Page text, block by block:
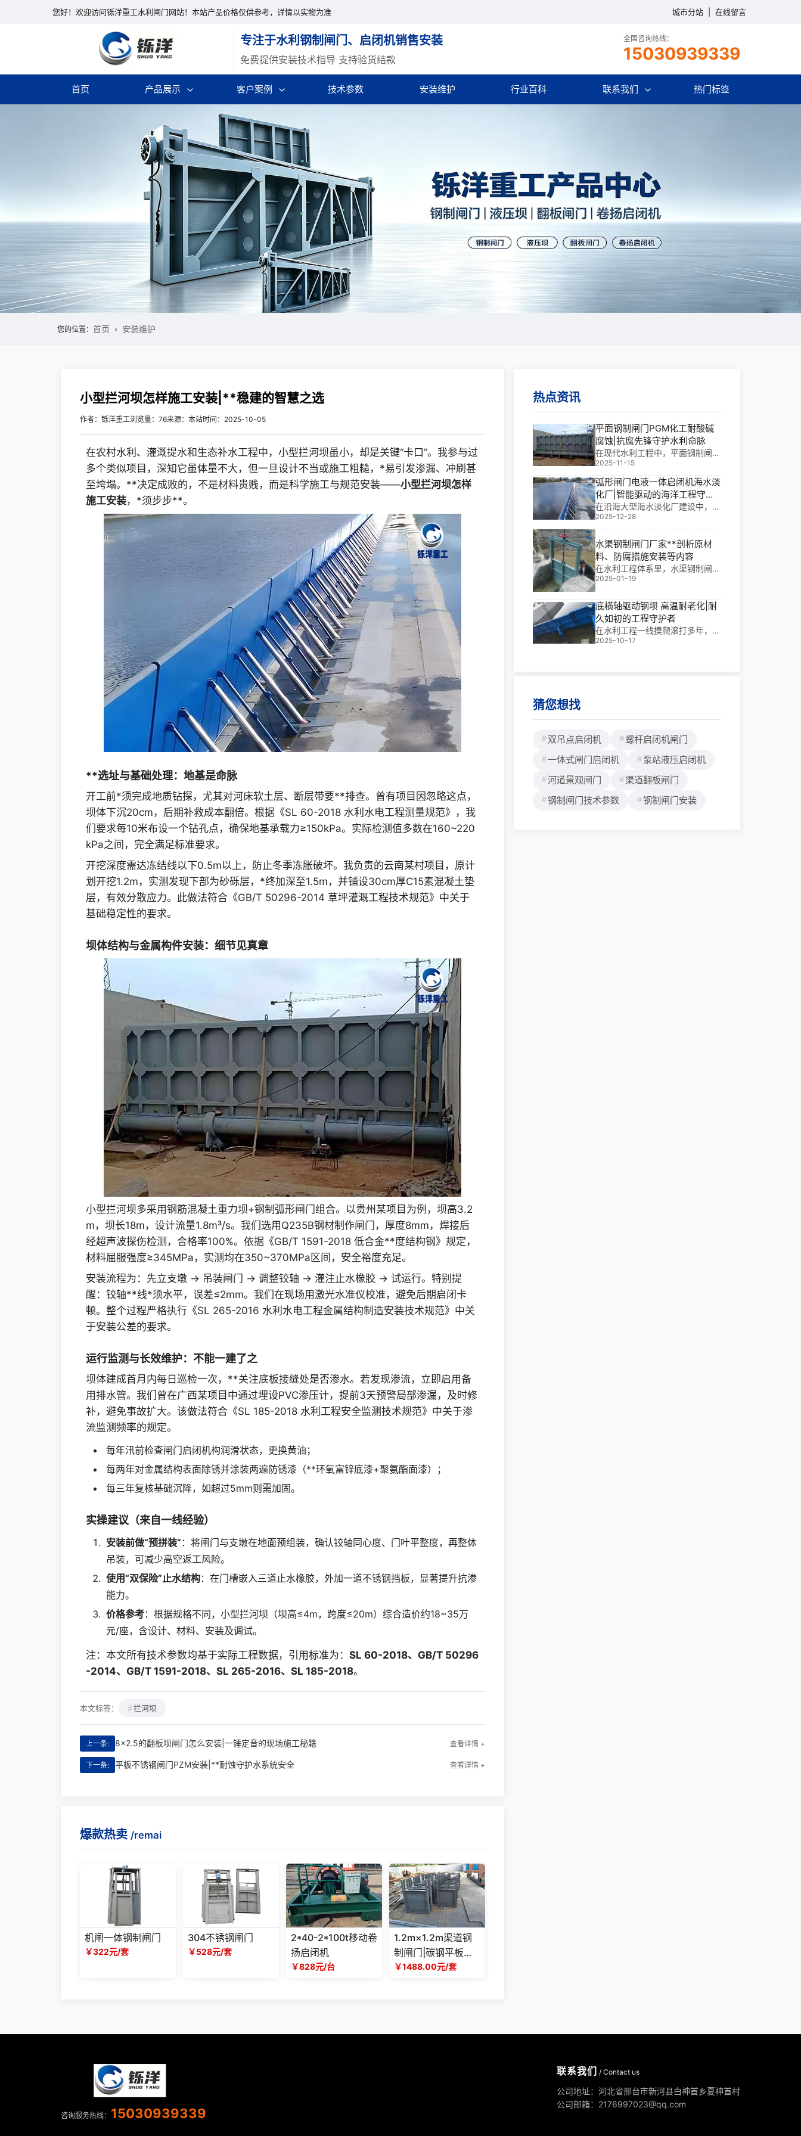
您好！欢迎访问铄洋重工水利闸门网站！本站产品价格仅供参考，详情以实物为准 城市分站 在线留言
专注于水利钢制闸门、启闭机销售安装
免费提供安装技术指导 支持验货结款
全国咨询热线：
15030939339
首页 产品展示 客户案例 技术参数 安装维护 行业百科 联系我们 热门标签
您的位置： 首页 安装维护
小型拦河坝怎样施工安装|**稳建的智慧之选
作者：铄洋重工浏览量：76来源：本站时间：2025-10-05
在农村水利、灌溉提水和生态补水工程中，小型拦河坝虽小，却是关键“卡口”。我参与过
多个类似项目，深知它虽体量不大，但一旦设计不当或施工粗糙，*易引发渗漏、冲刷甚
至垮塌。**决定成败的，不是材料贵贱，而是科学施工与规范安装——小型拦河坝怎样
施工安装，*须步步**。
**选址与基础处理：地基是命脉
开工前*须完成地质钻探，尤其对河床软土层、断层带要**排查。曾有项目因忽略这点，
坝体下沉20cm，后期补救成本翻倍。根据《SL 60-2018 水利水电工程测量规范》，我
们要求每10米布设一个钻孔点，确保地基承载力≥150kPa。实际检测值多数在160~220
kPa之间，完全满足标准要求。
开挖深度需达冻结线以下0.5m以上，防止冬季冻胀破坏。我负责的云南某村项目，原计
划开挖1.2m，实测发现下部为砂砾层，*终加深至1.5m，并铺设30cm厚C15素混凝土垫
层，有效分散应力。此做法符合《GB/T 50296-2014 草坪灌溉工程技术规范》中关于
基础稳定性的要求。
坝体结构与金属构件安装：细节见真章
小型拦河坝多采用钢筋混凝土重力坝+钢制弧形闸门组合。以贵州某项目为例，坝高3.2
m，坝长18m，设计流量1.8m³/s。我们选用Q235B钢材制作闸门，厚度8mm，焊接后
经超声波探伤检测，合格率100%。依据《GB/T 1591-2018 低合金**度结构钢》规定，
材料屈服强度≥345MPa，实测均在350~370MPa区间，安全裕度充足。
安装流程为：先立支墩 → 吊装闸门 → 调整铰轴 → 灌注止水橡胶 → 试运行。特别提
醒：铰轴**线*须水平，误差≤2mm。我们在现场用激光水准仪校准，避免后期启闭卡
顿。整个过程严格执行《SL 265-2016 水利水电工程金属结构制造安装技术规范》中关
于安装公差的要求。
运行监测与长效维护：不能一建了之
坝体建成首月内每日巡检一次，**关注底板接缝处是否渗水。若发现渗流，立即启用备
用排水管。我们曾在广西某项目中通过埋设PVC渗压计，提前3天预警局部渗漏，及时修
补，避免事故扩大。该做法符合《SL 185-2018 水利工程安全监测技术规范》中关于渗
流监测频率的规定。
每年汛前检查闸门启闭机构润滑状态，更换黄油；
每两年对金属结构表面除锈并涂装两遍防锈漆（**环氧富锌底漆+聚氨酯面漆）；
每三年复核基础沉降，如超过5mm则需加固。
实操建议（来自一线经验）
安装前做“预拼装” ：将闸门与支墩在地面预组装，确认铰轴同心度、门叶平整度，再整体
吊装，可减少高空返工风险。
使用“双保险”止水结构：在门槽嵌入三道止水橡胶，外加一道不锈钢挡板，显著提升抗渗
能力。
价格参考：根据规格不同，小型拦河坝（坝高≤4m，跨度≤20m）综合造价约18~35万
元/座，含设计、材料、安装及调试。
注：本文所有技术参数均基于实际工程数据，引用标准为： SL 60-2018、GB/T 50296
-2014、GB/T 1591-2018、SL 265-2016、SL 185-2018。
本文标签： 拦河坝
上一条: 8x2.5的翻板坝闸门怎么安装|一锤定音的现场施工秘籍 查看详情 +
下一条: 平板不锈钢闸门PZM安装|**耐蚀守护水系统安全 查看详情 +
爆款热卖 /remai
机闸一体钢制闸门
￥322元/套
304不锈钢闸门
￥528元/套
2*40-2*100t移动卷
扬启闭机
￥828元/台
1.2m×1.2m渠道钢
制闸门|碳钢平板闸
门|手动动螺杆启闭
￥1488.00元/套
热点资讯
平面钢制闸门PGM化工耐酸碱
腐蚀|抗腐先锋守护水利命脉
在现代水利工程中，平面钢制闸门
PGM化工耐酸碱腐蚀不仅是关键
的控制装置，更是保障系统长期稳
定运行的核心部件。无论是水库挡
水、电站泄洪，还是灌溉调控与城
市防洪，它都承担着“生命线”般的
责任。根据规格不同
2025-11-15
弧形闸门电液一体启闭机海水淡
化厂|智能驱动的海洋工程守护
者
在沿海大型海水淡化厂建设中，弧
形闸门电液一体启闭机不仅是关键
设备，更是保障取水安全、实现**
控流的核心“心脏”。我参与过多个
滨海项目，深知这套系统在*端盐
雾环境下的可靠性至关重要。以某
华东沿海50万吨
2025-12-28
水渠钢制闸门厂家**剖析原材
料、防腐措施安装等内容
在水利工程体系里，水渠钢制闸门
占据着举足轻重的地位。其常规尺
程需求，衍生出分体闸门和机门一
体式闸门两种类型。机门一体式的
独特设计，有效省去了建造启闭机
平台的开支，显著降低了工程成本
2025-01-19
底横轴驱动钢坝 高温耐老化|耐
久如初的工程守护者
在水利工程一线摸爬滚打多年，我
参与过多个大型项目，其中*让我
2025-10-17
猜您想找
双吊点启闭机
螺杆启闭机闸门
一体式闸门启闭机
泵站液压启闭机
河道景观闸门
渠道翻板闸门
钢制闸门技术参数
钢制闸门安装
咨询服务热线： 15030939339
联系我们 / Contact us
公司地址：河北省邢台市新河县白神首乡夏神首村
公司邮箱：2176997023@qq.com